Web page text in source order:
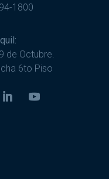
1800
de Octubre.
6to Piso